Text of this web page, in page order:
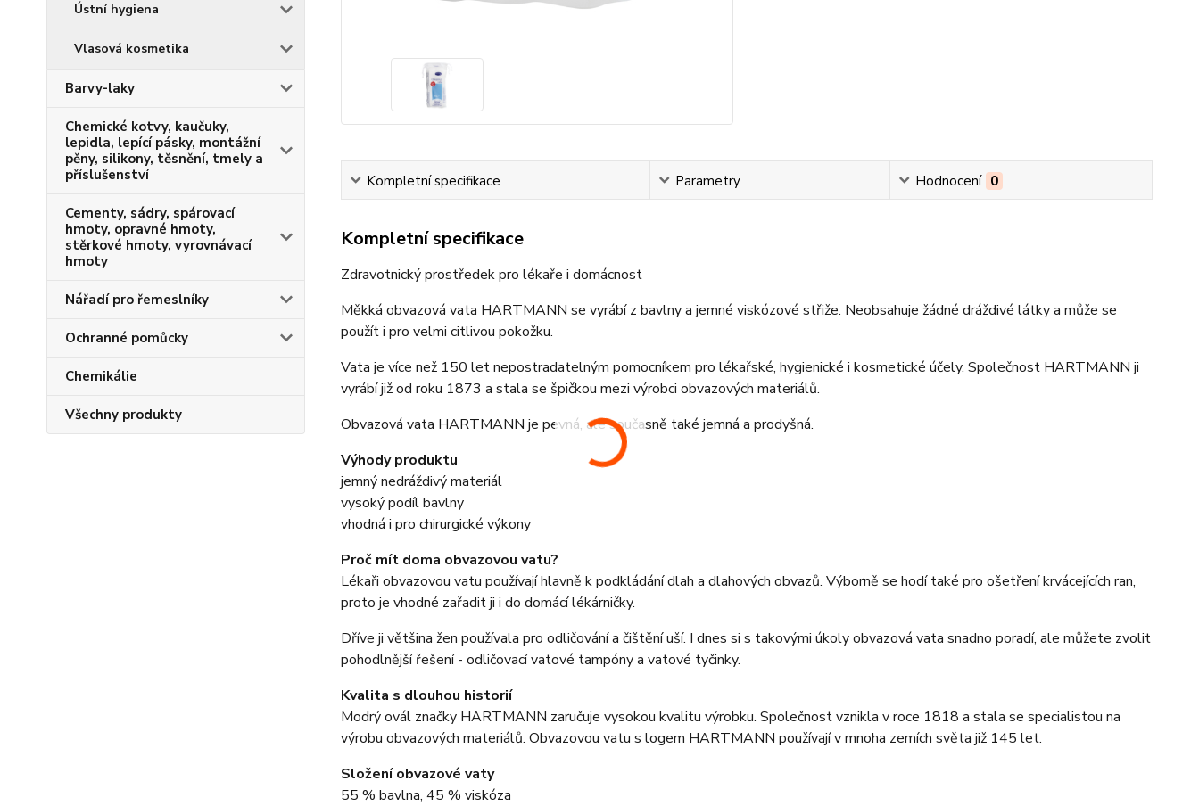
Ústní hygiena
Vlasová kosmetika
Barvy-laky
Chemické kotvy, kaučuky,
lepidla, lepící pásky, montážní
pěny, silikony, těsnění, tmely a
příslušenství
Cementy, sádry, spárovací
hmoty, opravné hmoty,
stěrkové hmoty, vyrovnávací
hmoty
Nářadí pro řemeslníky
Ochranné pomůcky
Chemikálie
Všechny produkty
Kompletní specifikace Parametry Hodnocení 0
Kompletní specifikace
Zdravotnický prostředek pro lékaře i domácnost
Měkká obvazová vata HARTMANN se vyrábí z bavlny a jemné viskózové střiže. Neobsahuje žádné dráždivé látky a může se
použít i pro velmi citlivou pokožku.
Vata je více než 150 let nepostradatelným pomocníkem pro lékařské, hygienické i kosmetické účely. Společnost HARTMANN ji
vyrábí již od roku 1873 a stala se špičkou mezi výrobci obvazových materiálů.
Obvazová vata HARTMANN je pevná, ale současně také jemná a prodyšná.
Výhody produktu
jemný nedráždivý materiál
vysoký podíl bavlny
vhodná i pro chirurgické výkony
Proč mít doma obvazovou vatu?
Lékaři obvazovou vatu používají hlavně k podkládání dlah a dlahových obvazů. Výborně se hodí také pro ošetření krvácejících ran,
proto je vhodné zařadit ji i do domácí lékárničky.
Dříve ji většina žen používala pro odličování a čištění uší. I dnes si s takovými úkoly obvazová vata snadno poradí, ale můžete zvolit
pohodlnější řešení - odličovací vatové tampóny a vatové tyčinky.
Kvalita s dlouhou historií
Modrý ovál značky HARTMANN zaručuje vysokou kvalitu výrobku. Společnost vznikla v roce 1818 a stala se specialistou na
výrobu obvazových materiálů. Obvazovou vatu s logem HARTMANN používají v mnoha zemích světa již 145 let.
Složení obvazové vaty
55 % bavlna, 45 % viskóza